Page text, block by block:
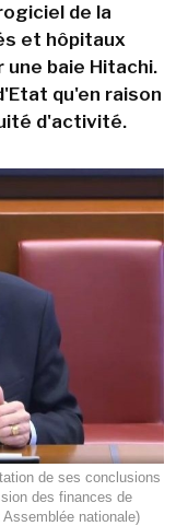
de la
et hôpitaux
baie Hitachi.
qu'en raison
d'activité.
de ses conclusions
des finances de
Assemblée nationale)